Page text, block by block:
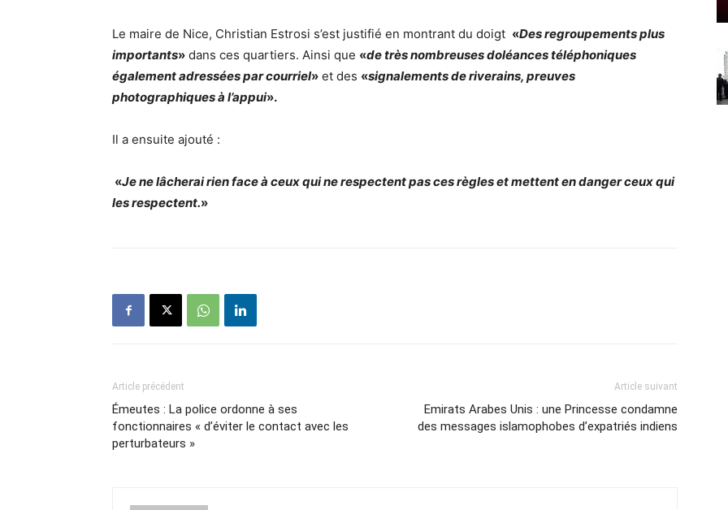
Le maire de Nice, Christian Estrosi s’est justifié en montrant du doigt «Des regroupements plus
importants» dans ces quartiers. Ainsi que «de très nombreuses doléances téléphoniques
également adressées par courriel» et des «signalements de riverains, preuves
photographiques à l’appui».
Il a ensuite ajouté :
«Je ne lâcherai rien face à ceux qui ne respectent pas ces règles et mettent en danger ceux qui
les respectent.»
Article précédent
Émeutes : La police ordonne à ses
fonctionnaires « d’éviter le contact avec les
perturbateurs »
Article suivant
Emirats Arabes Unis : une Princesse condamne
des messages islamophobes d’expatriés indiens